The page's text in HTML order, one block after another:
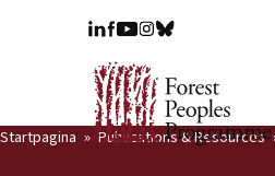
Startpagina Publications & Resources